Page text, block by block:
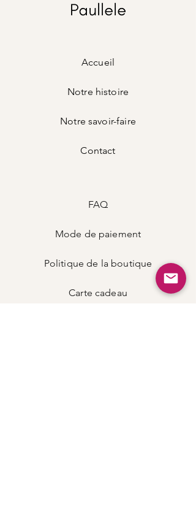
home@maisonpaullele.com
Accueil
Notre histoire
Notre savoir-faire
Contact
FAQ
Mode de paiement
Politique de la boutique
Carte cadeau